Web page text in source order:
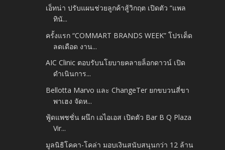
เอ็ทน่า ปรับแผนช่วยลูกค้าสู้วิกฤต เปิดตัว “แพล
ทินั...
ครั้งแรก “COMMART BRANDS WEEK” โปรเด็ด
ลดเดือด งาน...
AIC Clinic ตอบรับนโยบายคลายล็อกดาวน์ เปิด
ดำเนินการ...
Bellotta Marvo และ ChangeTer ยกขบวนสี่ขา
พาเฮง จัดห...
ฟู้ดแพชชั่น ผนึก เอไอเอส เปิดตัว Bar B Q Plaza
Vir...
มูลนิธิโคคา-โคล่า มอบเงินสนับสนุนกว่า 12 ล้าน